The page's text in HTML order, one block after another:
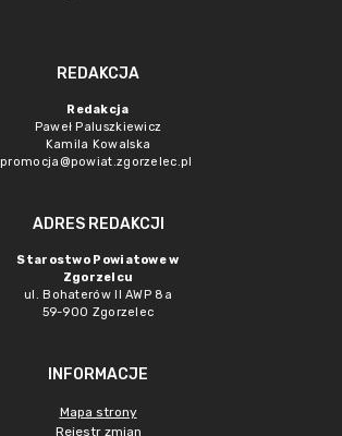
REDAKCJA
Redakcja
Paweł Paluszkiewicz
Kamila Kowalska
promocja@powiat.zgorzelec.pl
ADRES REDAKCJI
Starostwo Powiatowe w
Zgorzelcu
ul. Bohaterów II AWP 8a
59-900 Zgorzelec
INFORMACJE
Mapa strony
Rejestr zmian